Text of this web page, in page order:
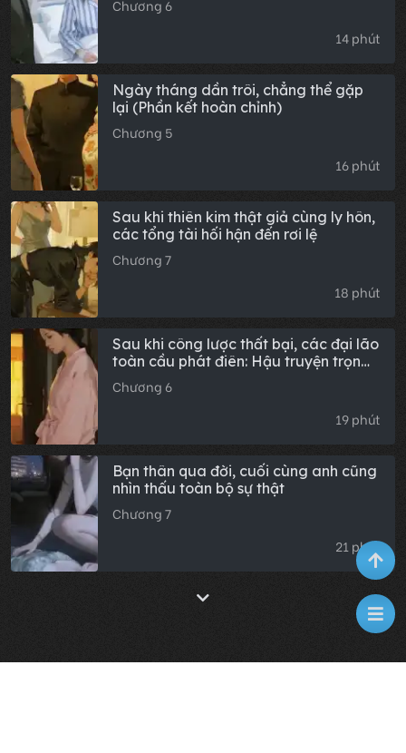
Chương 6
14 phút
Ngày tháng dần trôi, chẳng thể gặp
lại (Phần kết hoàn chỉnh)
Chương 5
16 phút
Sau khi thiên kim thật giả cùng ly hôn,
các tổng tài hối hận đến rơi lệ
Chương 7
18 phút
Sau khi công lược thất bại, các đại lão
toàn cầu phát điên: Hậu truyện trọn
bộ
Chương 6
19 phút
Bạn thân qua đời, cuối cùng anh cũng
nhìn thấu toàn bộ sự thật
Chương 7
21 phút